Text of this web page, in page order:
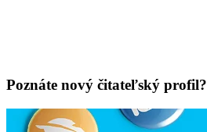
Poznáte nový čitateľský profil?